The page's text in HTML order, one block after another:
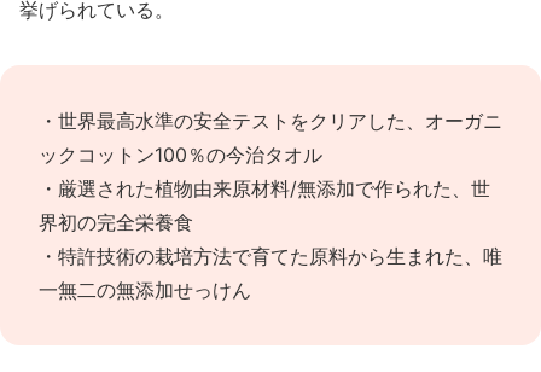
挙げられている。
・世界最高水準の安全テストをクリアした、オーガニ
ックコットン100％の今治タオル
・厳選された植物由来原材料/無添加で作られた、世
界初の完全栄養食
・特許技術の栽培方法で育てた原料から生まれた、唯
一無二の無添加せっけん